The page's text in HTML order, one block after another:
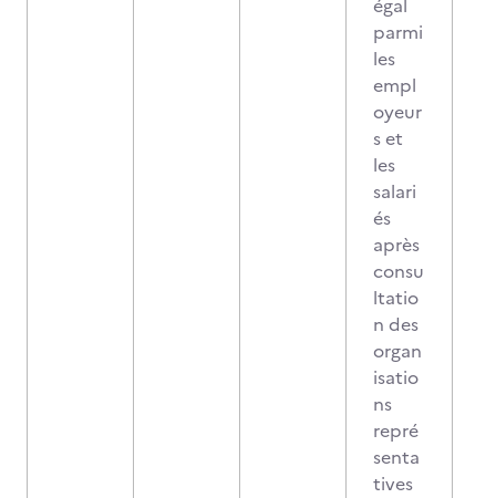
égal
parmi
les
empl
oyeur
s et
les
salari
és
après
consu
ltatio
n des
organ
isatio
ns
repré
senta
tives